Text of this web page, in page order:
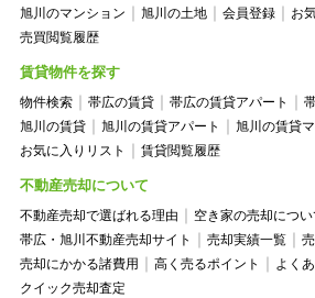
旭川のマンション
旭川の土地 会員登録
お
売買閲覧履歴
賃貸物件を探す
物件検索 帯広の賃貸 帯広の賃貸アパート
旭川の賃貸
旭川の賃貸アパート
旭川の賃貸
お気に入りリスト
賃貸閲覧履歴
不動産売却について
不動産売却で選ばれる理由
空き家の売却につい
帯広・旭川不動産売却サイト
売却実績一覧
売却にかかる諸費用
高く売るポイント
よく
クイック売却査定